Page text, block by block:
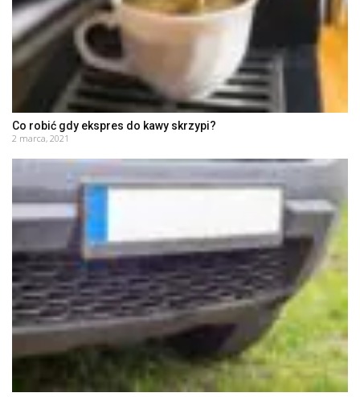
Co robić gdy ekspres do kawy skrzypi?
2 marca, 2021